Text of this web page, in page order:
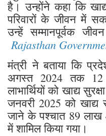
है। उन्होंने कहा कि
परिवारों के जीवन में
उन्हें सम्मानपूर्वक
Rajasthan
मंत्री ने बताया कि
अगस्त 2024 तक
लाभार्थियों को खाद्य
जनवरी 2025 को खाद्य
जाने के पश्चात 89 लाख
में शामिल किया गया।